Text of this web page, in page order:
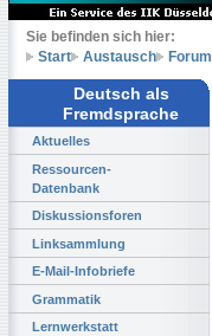
Sie befinden sich hier:
Start
Austausch Forum
Deutsch als
Fremdsprache
Aktuelles
Ressourcen-
Datenbank
Diskussionsforen
Linksammlung
E-Mail-Infobriefe
Grammatik
Lernwerkstatt